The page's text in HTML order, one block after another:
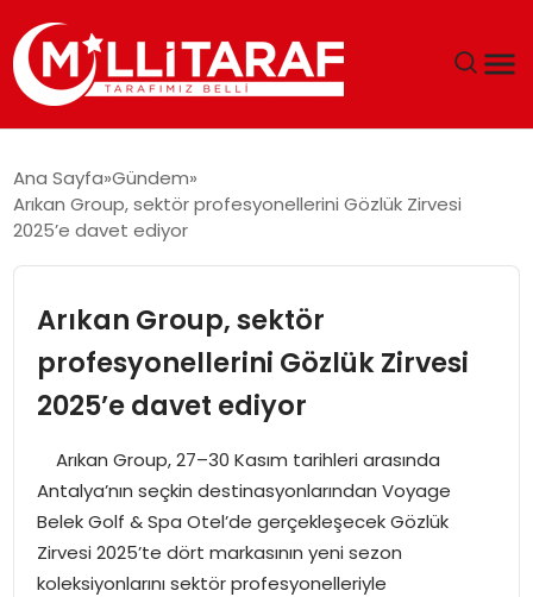
ÖZEL SAYFALAR
SPOR
SIYASET
MAGAZIN
Ana Sayfa Gündem
Arıkan Group, sektör profesyonellerini Gözlük Zirvesi
2025’e davet ediyor
Arıkan Group, sektör
profesyonellerini Gözlük Zirvesi
2025’e davet ediyor
Arıkan Group, 27–30 Kasım tarihleri arasında
Antalya’nın seçkin destinasyonlarından Voyage
Belek Golf & Spa Otel’de gerçekleşecek Gözlük
Zirvesi 2025’te dört markasının yeni sezon
koleksiyonlarını sektör profesyonelleriyle